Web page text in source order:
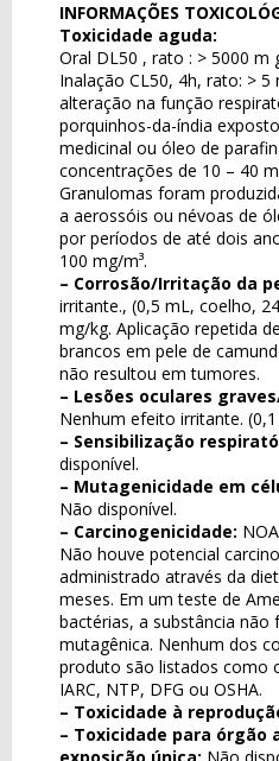
INFORMAÇÕES
Toxicidade aguda:
Oral DL50 , rato : > 5000 m
Inalação CL50, 4h, rato: > 5
alteração na função
porquinhos-da-índia
medicinal ou óleo de
concentrações de 10 – 40
Granulomas foram
a aerossóis ou névoas de
por períodos de até dois
100 mg/m³.
– Corrosão/Irritação da
irritante., (0,5 mL, coelho,
mg/kg. Aplicação repetida
brancos em pele de
não resultou em tumores.
– Lesões oculares
Nenhum efeito irritante.
– Sensibilização
disponível.
– Mutagenicidade em
Não disponível.
– Carcinogenicidade:
Não houve potencial
administrado através da
meses. Em um teste de
bactérias, a substância não
mutagênica. Nenhum dos
produto são listados como
IARC, NTP, DFG ou OSHA.
– Toxicidade à
– Toxicidade para órgão